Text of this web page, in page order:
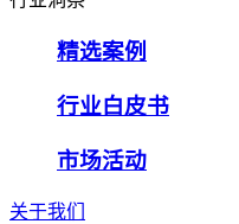
精选案例
行业白皮书
市场活动
关于我们